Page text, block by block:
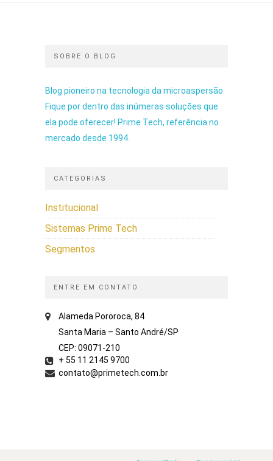
SOBRE O BLOG
Blog pioneiro na tecnologia da microaspersão.
Fique por dentro das inúmeras soluções que
ela pode oferecer! Prime Tech, referência no
mercado desde 1994.
CATEGORIAS
Institucional
Sistemas Prime Tech
Segmentos
ENTRE EM CONTATO
Alameda Pororoca, 84
Santa Maria – Santo André/SP
CEP: 09071-210
+ 55 11 2145 9700
contato@primetech.com.br